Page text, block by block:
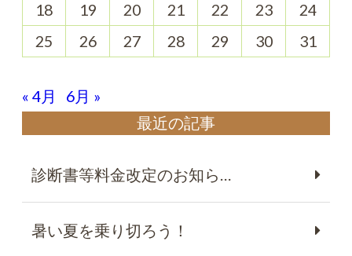
18
19 20 21 22 23
24
25
26 27 28 29 30 31
« 4月
6月 »
最近の記事
診断書等料金改定のお知ら…
暑い夏を乗り切ろう！